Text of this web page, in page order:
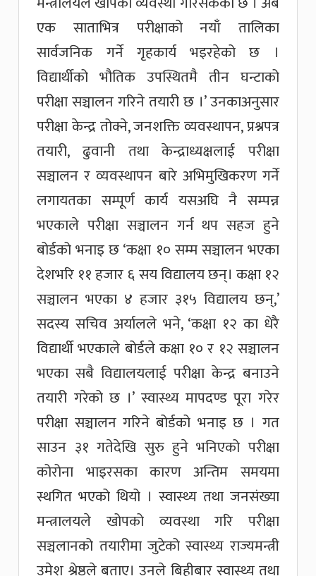
एक साताभित्र परीक्षाको नयाँ तालिका
सार्वजनिक गर्ने गृहकार्य भइरहेको छ ।
विद्यार्थीको भौतिक उपस्थितमै तीन घन्टाको
परीक्षा सञ्चालन गरिने तयारी छ ।’ उनकाअनुसार
परीक्षा केन्द्र तोक्ने, जनशक्ति व्यवस्थापन, प्रश्नपत्र
तयारी, ढुवानी तथा केन्द्राध्यक्षलाई परीक्षा
सञ्चालन र व्यवस्थापन बारे अभिमुखिकरण गर्ने
लगायतका सम्पूर्ण कार्य यसअघि नै सम्पन्न
भएकाले परीक्षा सञ्चालन गर्न थप सहज हुने
बोर्डको भनाइ छ ‘कक्षा १० सम्म सञ्चालन भएका
देशभरि ११ हजार ६ सय विद्यालय छन्। कक्षा १२
सञ्चालन भएका ४ हजार ३१५ विद्यालय छन्,’
सदस्य सचिव अर्यालले भने, ‘कक्षा १२ का धेरै
विद्यार्थी भएकाले बोर्डले कक्षा १० र १२ सञ्चालन
भएका सबै विद्यालयलाई परीक्षा केन्द्र बनाउने
तयारी गरेको छ ।’ स्वास्थ्य मापदण्ड पूरा गरेर
परीक्षा सञ्चालन गरिने बोर्डको भनाइ छ । गत
साउन ३१ गतेदेखि सुरु हुने भनिएको परीक्षा
कोरोना भाइरसका कारण अन्तिम समयमा
स्थगित भएको थियो । स्वास्थ्य तथा जनसंख्या
मन्त्रालयले खोपको व्यवस्था गरि परीक्षा
सञ्चलानको तयारीमा जुटेको स्वास्थ्य राज्यमन्त्री
उमेश श्रेष्ठले बताए। उनले बिहीबार स्वास्थ्य तथा